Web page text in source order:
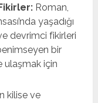
Roman,
yaşadığı
devrimci fikirleri
bir
ulaşmak için
kilise ve